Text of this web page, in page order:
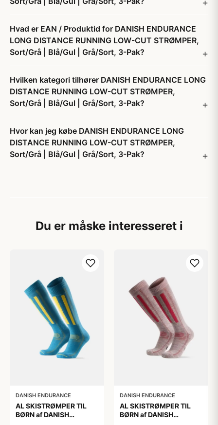
Hvad er EAN / Produktid for DANISH ENDURANCE
LONG DISTANCE RUNNING LOW-CUT STRØMPER,
Sort/Grå | Blå/Gul | Grå/Sort, 3-Pak?
Hvilken kategori tilhører DANISH ENDURANCE LONG
DISTANCE RUNNING LOW-CUT STRØMPER,
Sort/Grå | Blå/Gul | Grå/Sort, 3-Pak?
Hvor kan jeg købe DANISH ENDURANCE LONG
DISTANCE RUNNING LOW-CUT STRØMPER,
Sort/Grå | Blå/Gul | Grå/Sort, 3-Pak?
Du er måske interesseret i
DANISH ENDURANCE
AL SKISTRØMPER TIL
BØRN af DANISH
DANISH ENDURANCE
AL SKISTRØMPER TIL
BØRN af DANISH